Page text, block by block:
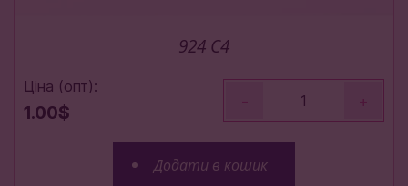
924 C4
Ціна (опт):
1.00$
- +
Додати в кошик